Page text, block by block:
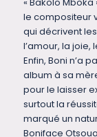
le compositeur
qui décrivent
l’amour, la joie,
Enfin, Boni n’a
album à sa
pour le laisser
surtout la
marqué un
Boniface